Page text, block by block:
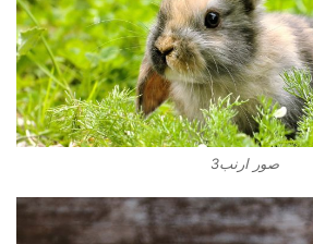
صور ارنب3